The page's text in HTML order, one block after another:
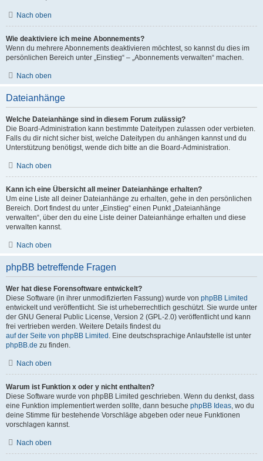
Nach oben
Wie deaktiviere ich meine Abonnements?
Wenn du mehrere Abonnements deaktivieren möchtest, so kannst du dies im
persönlichen Bereich unter „Einstieg“ – „Abonnements verwalten“ machen.
Nach oben
Dateianhänge
Welche Dateianhänge sind in diesem Forum zulässig?
Die Board-Administration kann bestimmte Dateitypen zulassen oder verbieten.
Falls du dir nicht sicher bist, welche Dateitypen du anhängen kannst und du
Unterstützung benötigst, wende dich bitte an die Board-Administration.
Nach oben
Kann ich eine Übersicht all meiner Dateianhänge erhalten?
Um eine Liste all deiner Dateianhänge zu erhalten, gehe in den persönlichen
Bereich. Dort findest du unter „Einstieg“ einen Punkt „Dateianhänge
verwalten“, über den du eine Liste deiner Dateianhänge erhalten und diese
verwalten kannst.
Nach oben
phpBB betreffende Fragen
Wer hat diese Forensoftware entwickelt?
Diese Software (in ihrer unmodifizierten Fassung) wurde von phpBB Limited
entwickelt und veröffentlicht. Sie ist urheberrechtlich geschützt. Sie wurde unter
der GNU General Public License, Version 2 (GPL-2.0) veröffentlicht und kann
frei vertrieben werden. Weitere Details findest du
auf der Seite von phpBB Limited . Eine deutschsprachige Anlaufstelle ist unter
phpBB.de zu finden.
Nach oben
Warum ist Funktion x oder y nicht enthalten?
Diese Software wurde von phpBB Limited geschrieben. Wenn du denkst, dass
eine Funktion implementiert werden sollte, dann besuche phpBB Ideas, wo du
deine Stimme für bestehende Vorschläge abgeben oder neue Funktionen
vorschlagen kannst.
Nach oben